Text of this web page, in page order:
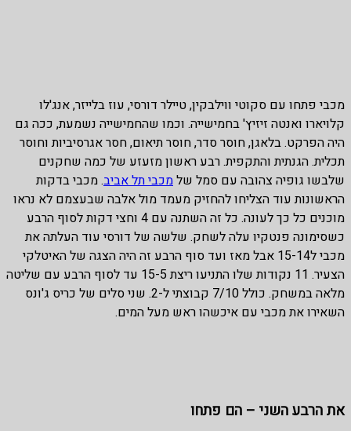
מכבי פתחו עם סקוטי ווילבקין, טיילר דורסי, עוז בלייזר, אנג'לו
קלויארו ואנטה זיזיץ' בחמישייה. וכמו שהחמישייה נשמעת, ככה גם
היה הפרקט. בלאגן, חוסר סדר, חוסר תיאום, חסר אגרסיביות וחוסר
תכלית. הגנתית והתקפית. רבע ראשון מזעזע של כמה שחקנים
שלבשו גופיה צהובה עם סמל שלמכבי תל אביב. מכבי בדקות
הראשונות עוד הצליחו להחזיק מעמד מול אלבה שבעצמם לא נראו
מוכנים כל כך לעונה. כל זה השתנה עם 4 וחצי דקות לסוף הרבע
כשסימונה פנטקיו עלה לשחק. שלשה של דורסי עוד העלתה את
מכבי ל15-14 אבל מאז ועד סוף הרבע זה היה הצגה של האיטלקי
הצעיר. 11 נקודות שלו התניעו ריצת 15-5 עד לסוף הרבע עם שליטה
מלאה במשחק. כולל 7/10 קבוצתי ל-2. שני סלים של כריס ג'ונס
השאירו את מכבי עם איכשהו ראש מעל המים.
את הרבע השני – הם פתחו